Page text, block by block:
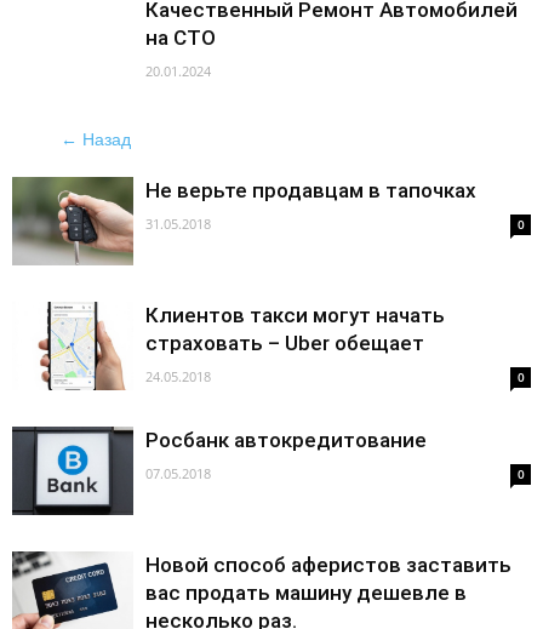
Качественный Ремонт Автомобилей
на СТО
20.01.2024
← Назад
Не верьте продавцам в тапочках
31.05.2018 0
Клиентов такси могут начать
страховать – Uber обещает
24.05.2018 0
Росбанк автокредитование
07.05.2018 0
Новой способ аферистов заставить
вас продать машину дешевле в
несколько раз.